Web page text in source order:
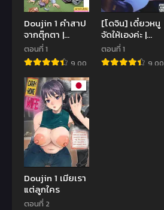
Doujin 1 คำสาป
จากตุ๊กตา |
[Arisane] Hex
Doll
ตอนที่ 1
9.00
[โดจิน] เดี๋ยวหนู
จัดให้เองค่ะ |
[Hanamuguri
(Tomiyama
Akiji)] Otou-
ตอนที่ 1
9.00
Doujin 1 เมียเรา
แต่ลูกใคร
ตอนที่ 2